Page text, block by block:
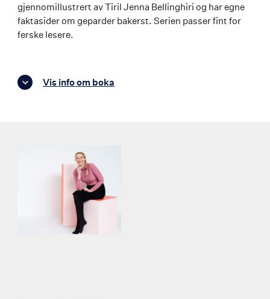
gjennomillustrert av Tiril Jenna Bellinghiri og har egne
faktasider om geparder bakerst. Serien passer fint for
ferske lesere.
Vis info om boka